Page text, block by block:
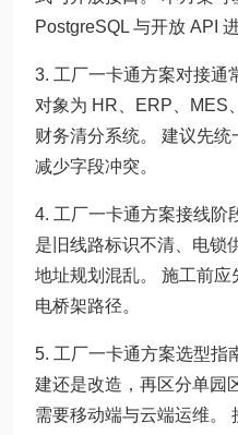
PostgreSQL 与开放 API
3. 工厂一卡通方案对接通
对象为 HR、ERP、MES
财务清分系统。 建议先统
减少字段冲突。
4. 工厂一卡通方案接线阶
是旧线路标识不清、电锁
地址规划混乱。 施工前
电桥架路径。
5. 工厂一卡通方案选型指
建还是改造，再区分单园
需要移动端与云端运维。